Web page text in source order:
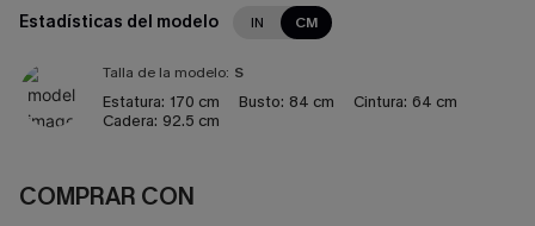
Estadísticas del modelo IN CM
Talla de la modelo: S
Estatura: 170 cm Busto: 84 cm Cintura: 64 cm
Cadera: 92.5 cm
COMPRAR CON